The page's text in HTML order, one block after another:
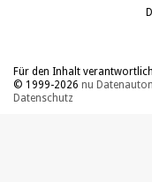
Für den Inhalt
© 1999-2026 nu
Datenschutz